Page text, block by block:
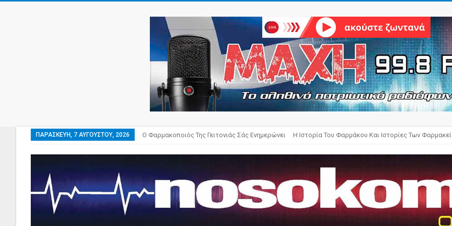
ΠΑΡΑΣΚΕΥΉ, 7 ΑΥΓΟΎΣΤΟΥ, 2026 Ο Φαρμακοποιός Της Γειτονιάς Σάς Ενημερώνει Η Ιστορία Του Φαρμάκου Και Ιστορίες Των